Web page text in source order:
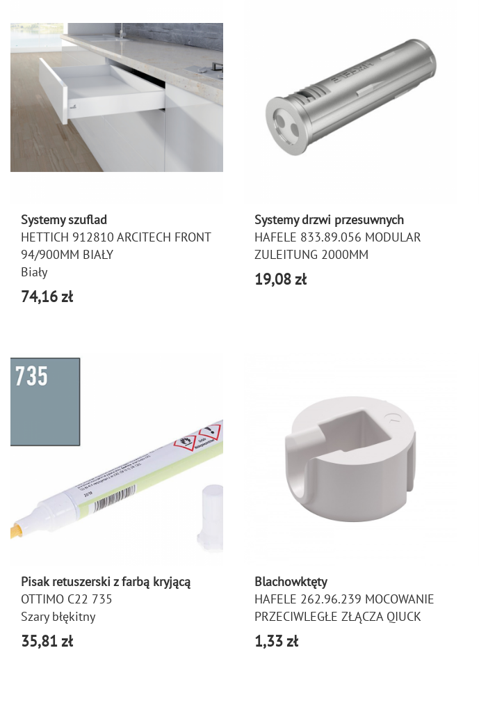
Systemy szuflad
HETTICH 912810 ARCITECH FRONT
94/900MM BIAŁY
Biały
74,16 zł
Systemy drzwi przesuwnych
HAFELE 833.89.056 MODULAR
ZULEITUNG 2000MM
19,08 zł
Pisak retuszerski z farbą kryjącą
OTTIMO C22 735
Szary błękitny
35,81 zł
Blachowktęty
HAFELE 262.96.239 MOCOWANIE
PRZECIWLEGŁE ZŁĄCZA QIUCK
1,33 zł